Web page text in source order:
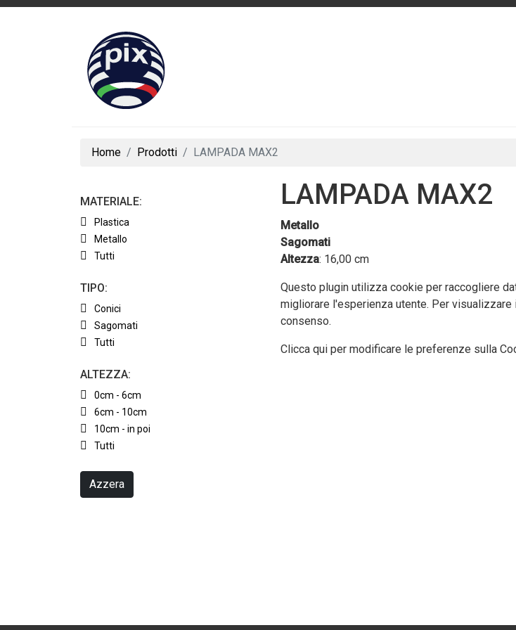
Home Prodotti LAMPADA MAX2
MATERIALE:
Plastica
Metallo
Tutti
TIPO:
Conici
Sagomati
Tutti
ALTEZZA:
0cm - 6cm
6cm - 10cm
10cm - in poi
Tutti
Azzera
LAMPADA MAX2
Metallo
Sagomati
Altezza: 16,00 cm
Questo plugin utilizza cookie per raccogliere
migliorare l'esperienza utente. Per
consenso.
Clicca qui per modificare le preferenze sulla